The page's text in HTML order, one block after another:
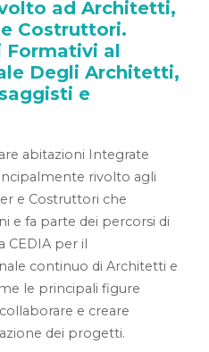
ad Architetti,
Costruttori.
Formativi al
Degli Architetti,
e
abitazioni Integrate
rivolto agli
e Costruttori che
e fa parte dei percorsi di
CEDIA per il
continuo di Architetti e
le principali figure
e creare
dei progetti.